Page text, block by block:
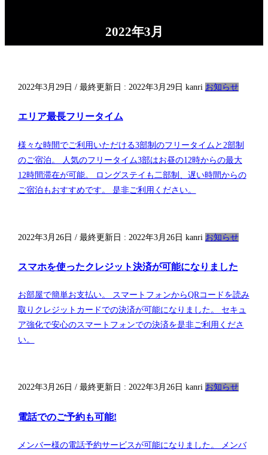
2022年3月
2022年3月29日 / 最終更新日 : 2022年3月29日 kanri お知らせ
エリア最長フリータイム
様々な時間でご利用いただける3部制のフリータイムと2部制
のご宿泊。 人気のフリータイム3部はお昼の12時からの最大
12時間滞在が可能。 ロングステイも二部制、遅い時間からの
ご宿泊もおすすめです。 是非ご利用ください。
2022年3月26日 / 最終更新日 : 2022年3月26日 kanri お知らせ
スマホを使ったクレジット決済が可能になりました
お部屋で簡単お支払い。 スマートフォンからQRコードを読み
取りクレジットカードでの決済が可能になりました。 セキュ
ア強化で安心のスマートフォンでの決済を是非ご利用くださ
い。
2022年3月26日 / 最終更新日 : 2022年3月26日 kanri お知らせ
電話でのご予約も可能!
メンバー様の電話予約サービスが可能になりました。 メンバ